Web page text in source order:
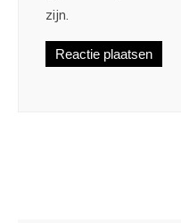
zijn.